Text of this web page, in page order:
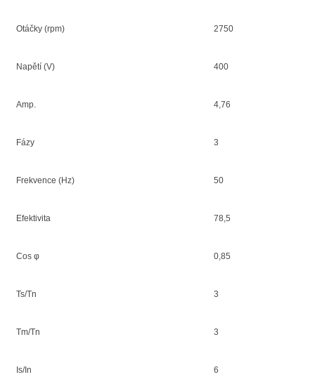
Otáčky (rpm) 2750
Napětí (V) 400
Amp. 4,76
Fázy 3
Frekvence (Hz) 50
Efektivita 78,5
Cos φ 0,85
Ts/Tn 3
Tm/Tn 3
Is/In 6